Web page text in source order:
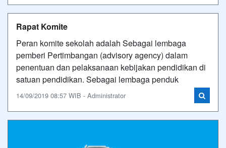
Rapat Komite
Peran komite sekolah adalah Sebagai lembaga
pemberi Pertimbangan (advisory agency) dalam
penentuan dan pelaksanaan kebijakan pendidikan di
satuan pendidikan. Sebagai lembaga penduk
14/09/2019 08:57 WIB - Administrator